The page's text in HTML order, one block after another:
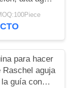
del metal de
para hacer
Raschel aguja
guía con